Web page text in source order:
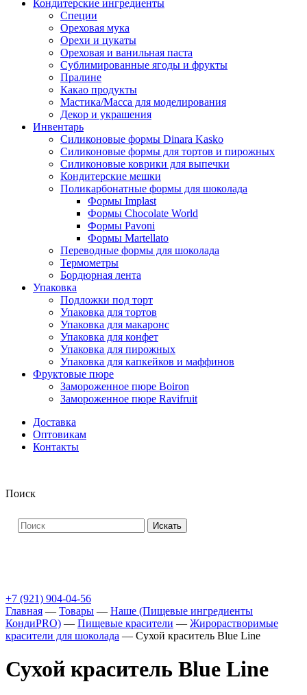
Кондитерские ингредиенты
Специи
Ореховая мука
Орехи и цукаты
Ореховая и ванильная паста
Сублимированные ягоды и фрукты
Пралине
Какао продукты
Мастика/Масса для моделирования
Декор и украшения
Инвентарь
Силиконовые формы Dinara Kasko
Силиконовые формы для тортов и пирожных
Силиконовые коврики для выпечки
Кондитерские мешки
Поликарбонатные формы для шоколада
Формы Implast
Формы Chocolate World
Формы Pavoni
Формы Martellato
Переводные формы для шоколада
Термометры
Бордюрная лента
Упаковка
Подложки под торт
Упаковка для тортов
Упаковка для макаронс
Упаковка для конфет
Упаковка для пирожных
Упаковка для капкейков и маффинов
Фруктовые пюре
Замороженное пюре Boiron
Замороженное пюре Ravifruit
Доставка
Оптовикам
Контакты
Поиск
Искать
+7 (921) 904-04-56
Главная — Товары — Наше (Пищевые ингредиенты
КондиPRO) — Пищевые красители — Жирорастворимые
красители для шоколада — Сухой краситель Blue Line
Сухой краситель Blue Line